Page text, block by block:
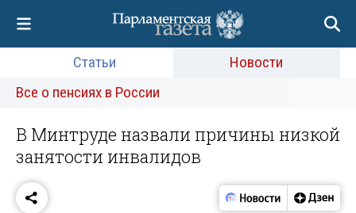
Статьи
Новости
Все о пенсиях в России
В Минтруде назвали причины низкой
занятости инвалидов